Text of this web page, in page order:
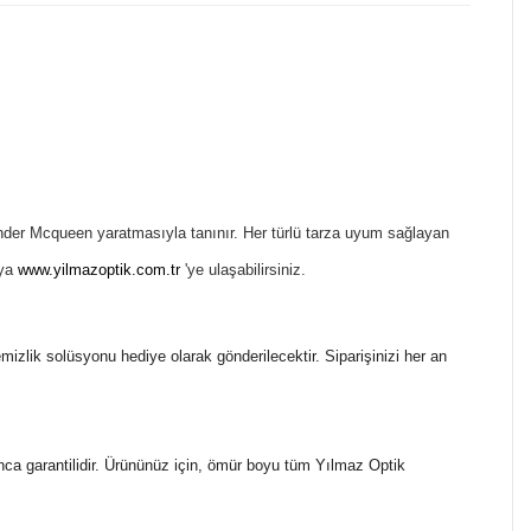
Mcqueen yaratmasıyla tanınır. Her türlü tarza uyum sağlayan
www.yilmazoptik.com.tr'ye ulaşabilirsiniz.
solüsyonu hediye olarak gönderilecektir. Siparişinizi her an
garantilidir. Ürününüz için, ömür boyu tüm Yılmaz Optik